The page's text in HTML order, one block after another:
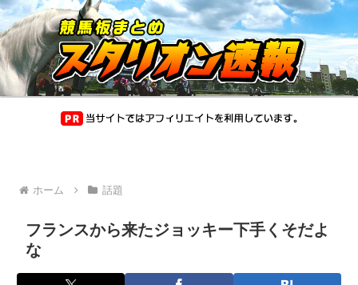
ホーム 話題
フランスから来たジョッキー下手くそだよ
な